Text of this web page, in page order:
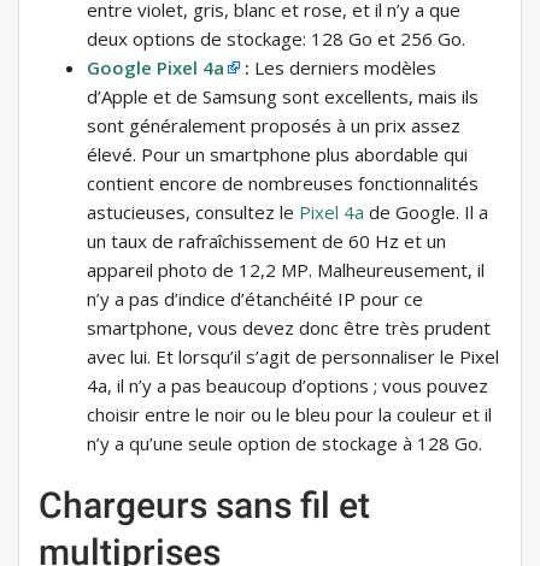
entre violet, gris, blanc et rose, et il n’y a que
deux options de stockage: 128 Go et 256 Go.
Google Pixel 4a
: Les derniers modèles
d’Apple et de Samsung sont excellents, mais ils
sont généralement proposés à un prix assez
élevé. Pour un smartphone plus abordable qui
contient encore de nombreuses fonctionnalités
astucieuses, consultez le Pixel 4a de Google. Il a
un taux de rafraîchissement de 60 Hz et un
appareil photo de 12,2 MP. Malheureusement, il
n’y a pas d’indice d’étanchéité IP pour ce
smartphone, vous devez donc être très prudent
avec lui. Et lorsqu’il s’agit de personnaliser le Pixel
4a, il n’y a pas beaucoup d’options ; vous pouvez
choisir entre le noir ou le bleu pour la couleur et il
n’y a qu’une seule option de stockage à 128 Go.
Chargeurs sans fil et
multiprises